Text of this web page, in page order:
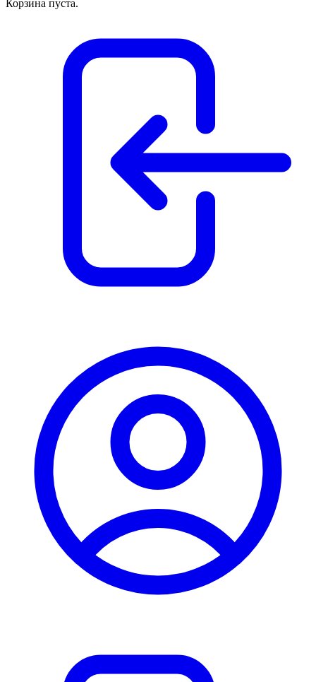
Корзина пуста.